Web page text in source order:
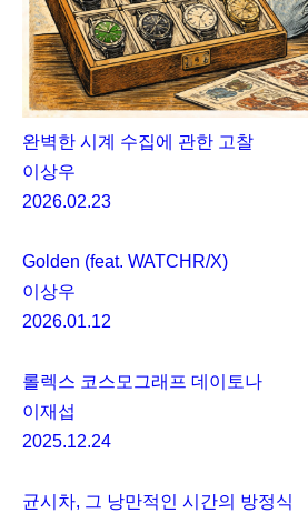
완벽한 시계 수집에 관한 고찰
이상우
2026.02.23
Golden (feat. WATCHR/X)
이상우
2026.01.12
롤렉스 코스모그래프 데이토나
이재섭
2025.12.24
균시차, 그 낭만적인 시간의 방정식